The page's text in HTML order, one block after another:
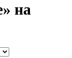
на